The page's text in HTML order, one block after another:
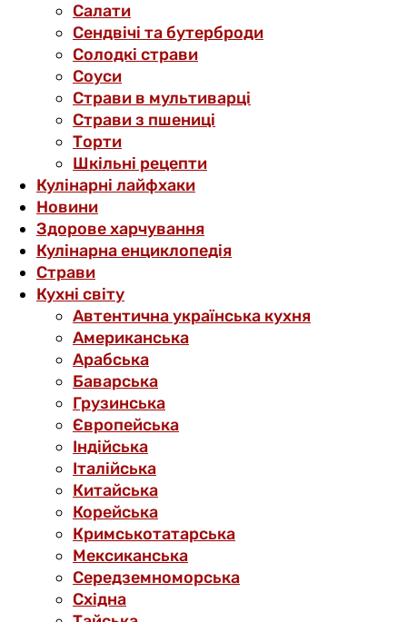
Салати
Сендвічі та бутерброди
Солодкі страви
Соуси
Страви в мультиварці
Страви з пшениці
Торти
Шкільні рецепти
Кулінарні лайфхаки
Новини
Здорове харчування
Кулінарна енциклопедія
Страви
Кухні світу
Автентична українська кухня
Американська
Арабська
Баварська
Грузинська
Європейська
Індійська
Італійська
Китайська
Корейська
Кримськотатарська
Мексиканська
Середземноморська
Східна